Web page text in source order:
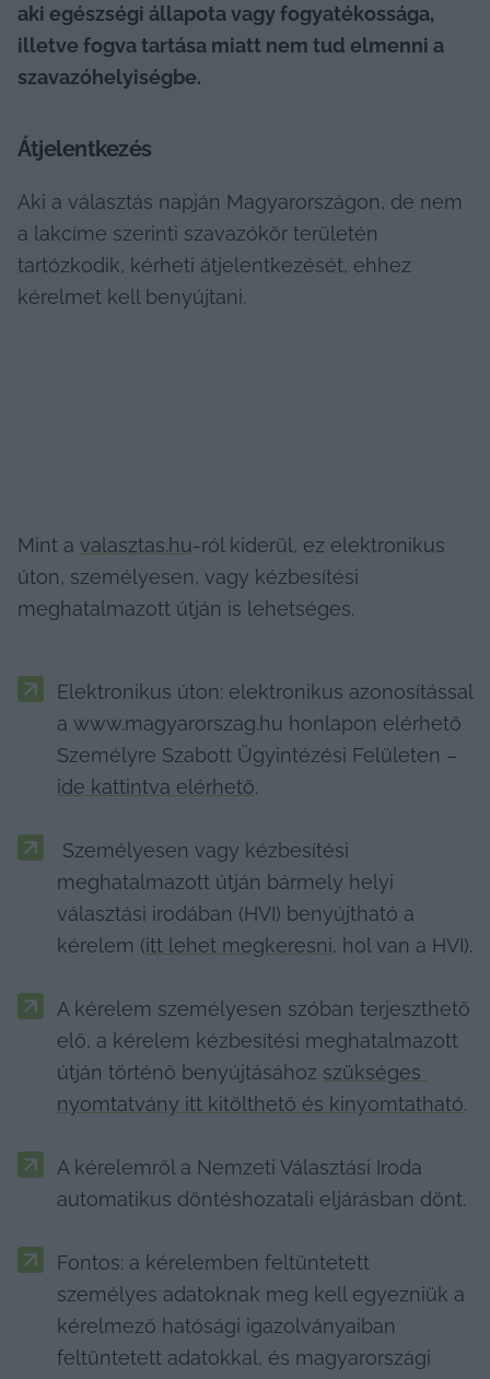
aki egészségi állapota vagy fogyatékossága,
illetve fogva tartása miatt nem tud elmenni a
szavazóhelyiségbe.
Átjelentkezés
Aki a választás napján Magyarországon, de nem
a lakcíme szerinti szavazókör területén
tartózkodik, kérheti átjelentkezését, ehhez
kérelmet kell benyújtani.
Mint a valasztas.hu-ról kiderül, ez elektronikus
úton, személyesen, vagy kézbesítési
meghatalmazott útján is lehetséges.
Elektronikus úton: elektronikus azonosítással
a www.magyarorszag.hu honlapon elérhető
ide kattintva elérhető.
Személyesen vagy kézbesítési
meghatalmazott útján bármely helyi
választási irodában (HVI) benyújtható a
kérelem (itt lehet megkeresni, hol van a HVI).
A kérelem személyesen szóban terjeszthető
elő, a kérelem kézbesítési meghatalmazott
útján történő benyújtásához szükséges
nyomtatvány itt kitölthető és kinyomtatható.
A kérelemről a Nemzeti Választási Iroda
automatikus döntéshozatali eljárásban dönt.
Fontos: a kérelemben feltüntetett
személyes adatoknak meg kell egyezniük a
kérelmező hatósági igazolványaiban
feltüntetett adatokkal, és magyarországi